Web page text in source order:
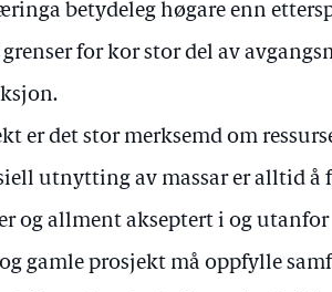
betydeleg høgare enn
for kor stor del av
er det stor merksemd om
utnytting av massar er alltid å
og allment akseptert i og utanfor
gamle prosjekt må oppfylle